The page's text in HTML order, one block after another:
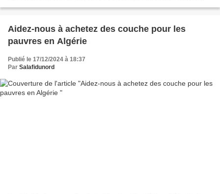
Aidez-nous à achetez des couche pour les
pauvres en Algérie
Publié le 17/12/2024 à 18:37
Par Salafidunord